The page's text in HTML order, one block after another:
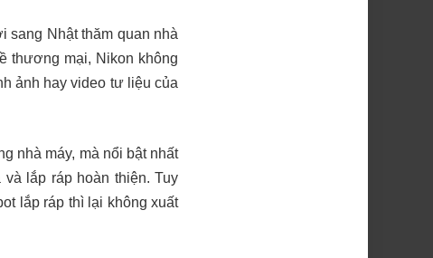
sang Nhật thăm quan nhà
thương mại, Nikon không
ảnh hay video tư liệu của
nhà máy, mà nổi bật nhất
lắp ráp hoàn thiện. Tuy
lắp ráp thì lại không xuất